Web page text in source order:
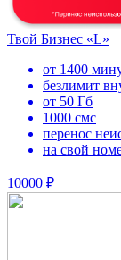
Твой Бизнес «L»
от 1400
безлимит
от 50 Гб
1000 смс
перенос
на свой
10000 ₽